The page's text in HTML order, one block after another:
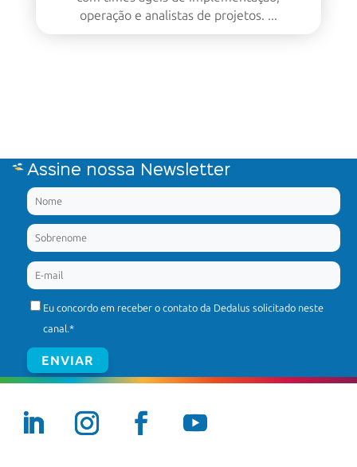
com times ágeis de implementação,